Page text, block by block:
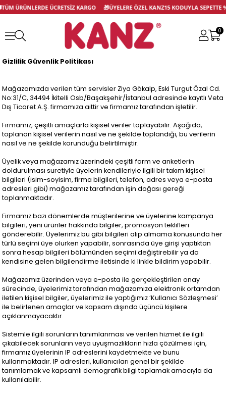
TÜM ÜRÜNLERDE ÜCRETSİZ KARGO🎁ÜYELERE ÖZEL KANZ15 KODUYLA
0
Gizlilik Güvenlik Politikası
Mağazamızda verilen tüm servisler Ziya Gökalp, Eski Turgut Özal Cd.
No:31/C, 34494 İkitelli Osb/Başakşehir/İstanbul adresinde kayıtlı Veta
Dış Ticaret A.Ş. firmamıza aittir ve firmamız tarafından işletilir.
Firmamız, çeşitli amaçlarla kişisel veriler toplayabilir. Aşağıda,
toplanan kişisel verilerin nasıl ve ne şekilde toplandığı, bu verilerin
nasıl ve ne şekilde korunduğu belirtilmiştir.
Üyelik veya mağazamız üzerindeki çeşitli form ve anketlerin
doldurulması suretiyle üyelerin kendileriyle ilgili bir takım kişisel
bilgileri (isim-soyisim, firma bilgileri, telefon, adres veya e-posta
adresleri gibi) mağazamız tarafından işin doğası gereği
toplanmaktadır.
Firmamız bazı dönemlerde müşterilerine ve üyelerine kampanya
bilgileri, yeni ürünler hakkında bilgiler, promosyon teklifleri
gönderebilir. Üyelerimiz bu gibi bilgileri alıp almama konusunda her
türlü seçimi üye olurken yapabilir, sonrasında üye girişi yaptıktan
sonra hesap bilgileri bölümünden seçimi değiştirebilir ya da
kendisine gelen bilgilendirme iletisinde ki linkle bildirim yapabilir.
Mağazamız üzerinden veya e-posta ile gerçekleştirilen onay
sürecinde, üyelerimiz tarafından mağazamıza elektronik ortamdan
iletilen kişisel bilgiler, üyelerimiz ile yaptığımız ‘Kullanıcı Sözleşmesi’
ile belirlenen amaçlar ve kapsam dışında üçüncü kişilere
açıklanmayacaktır.
Sistemle ilgili sorunların tanımlanması ve verilen hizmet ile ilgili
çıkabilecek sorunların veya uyuşmazlıkların hızla çözülmesi için,
firmamız üyelerinin IP adreslerini kaydetmekte ve bunu
kullanmaktadır. IP adresleri, kullanıcıları genel bir şekilde
tanımlamak ve kapsamlı demografik bilgi toplamak amacıyla da
kullanılabilir.